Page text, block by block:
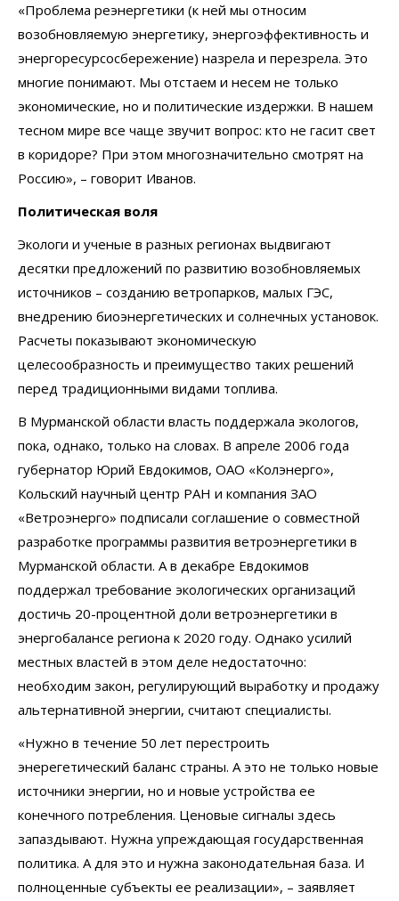
«Проблема реэнергетики (к ней мы относим
возобновляемую энергетику, энергоэффективность и
энергоресурсосбережение) назрела и перезрела. Это
многие понимают. Мы отстаем и несем не только
экономические, но и политические издержки. В нашем
тесном мире все чаще звучит вопрос: кто не гасит свет
в коридоре? При этом многозначительно смотрят на
Россию», – говорит Иванов.
Политическая воля
Экологи и ученые в разных регионах выдвигают
десятки предложений по развитию возобновляемых
источников – созданию ветропарков, малых ГЭС,
внедрению биоэнергетических и солнечных установок.
Расчеты показывают экономическую
целесообразность и преимущество таких решений
перед традиционными видами топлива.
В Мурманской области власть поддержала экологов,
пока, однако, только на словах. В апреле 2006 года
губернатор Юрий Евдокимов, ОАО «Колэнерго»,
Кольский научный центр РАН и компания ЗАО
«Ветроэнерго» подписали соглашение о совместной
разработке программы развития ветроэнергетики в
Мурманской области. А в декабре Евдокимов
поддержал требование экологических организаций
достичь 20-процентной доли ветроэнергетики в
энергобалансе региона к 2020 году. Однако усилий
местных властей в этом деле недостаточно:
необходим закон, регулирующий выработку и продажу
альтернативной энергии, считают специалисты.
«Нужно в течение 50 лет перестроить
энерегетический баланс страны. А это не только новые
источники энергии, но и новые устройства ее
конечного потребления. Ценовые сигналы здесь
запаздывают. Нужна упреждающая государственная
политика. А для это и нужна законодательная база. И
полноценные субъекты ее реализации», – заявляет